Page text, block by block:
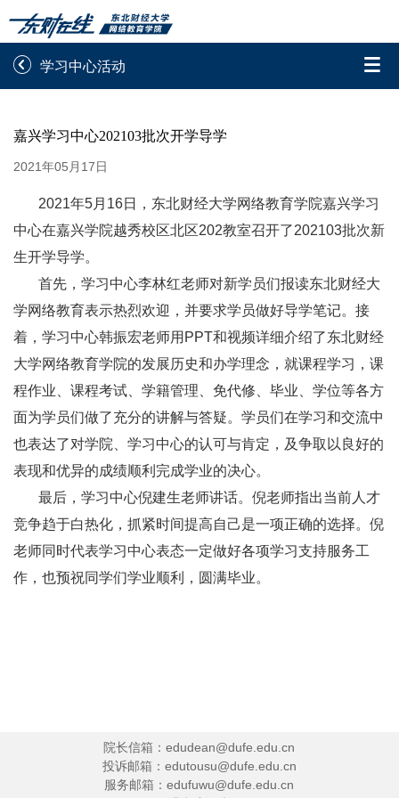

 学习中心活动
学籍查询 学生证查询打印
学籍相关申请 论文综合评定系统
信息确认及测试
 重置密码
嘉兴学习中心202103批次开学导学
2021年05月17日
2021年5月16日，东北财经大学网络教育学院嘉兴学习
中心在嘉兴学院越秀校区北区202教室召开了202103批次新
生开学导学。
首先，学习中心李林红老师对新学员们报读东北财经大
学网络教育表示热烈欢迎，并要求学员做好导学笔记。接
着，学习中心韩振宏老师用PPT和视频详细介绍了东北财经
大学网络教育学院的发展历史和办学理念，就课程学习，课
程作业、课程考试、学籍管理、免代修、毕业、学位等各方
面为学员们做了充分的讲解与答疑。学员们在学习和交流中
也表达了对学院、学习中心的认可与肯定，及争取以良好的
表现和优异的成绩顺利完成学业的决心。
最后，学习中心倪建生老师讲话。倪老师指出当前人才
竞争趋于白热化，抓紧时间提高自己是一项正确的选择。倪
老师同时代表学习中心表态一定做好各项学习支持服务工
作，也预祝同学们学业顺利，圆满毕业。
院长信箱：edudean@dufe.edu.cn
投诉邮箱：edutousu@dufe.edu.cn
服务邮箱：edufuwu@dufe.edu.cn